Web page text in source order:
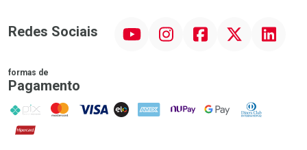
Redes Sociais InstagramFacebookTwitter Linkedin
formas de
Pagamento
PIX MasterCard
VISA ELO AMEX NuPay Google PayDiners Club
Hipercard